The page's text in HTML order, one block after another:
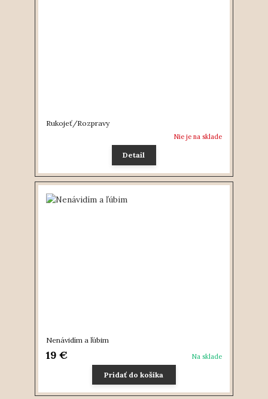
Rukojeť/Rozpravy
Nie je na sklade
Detail
Nenávidím a ľúbim
19 € Na sklade
Pridať do košíka